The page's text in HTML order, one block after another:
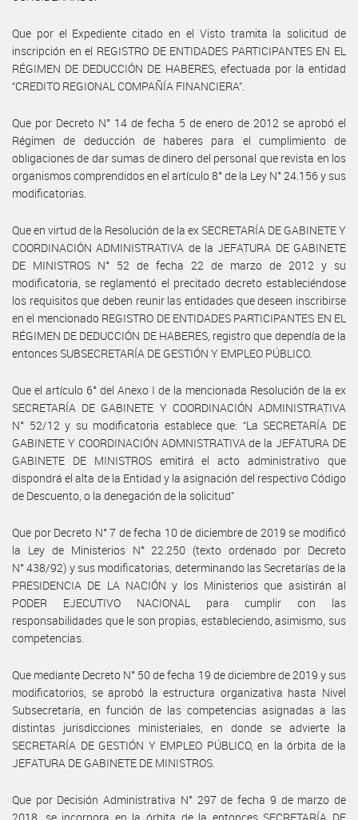
Que por el Expediente citado en el Visto tramita la solicitud de
inscripción en el REGISTRO DE ENTIDADES PARTICIPANTES EN EL
RÉGIMEN DE DEDUCCIÓN DE HABERES, efectuada por la entidad
“CREDITO REGIONAL COMPAÑÍA FINANCIERA”.
Que por Decreto N° 14 de fecha 5 de enero de 2012 se aprobó el
Régimen de deducción de haberes para el cumplimiento de
obligaciones de dar sumas de dinero del personal que revista en los
organismos comprendidos en el artículo 8° de la Ley N° 24.156 y sus
modificatorias.
Que en virtud de la Resolución de la ex SECRETARÍA DE GABINETE Y
COORDINACIÓN ADMINISTRATIVA de la JEFATURA DE GABINETE
DE MINISTROS N° 52 de fecha 22 de marzo de 2012 y su
modificatoria, se reglamentó el precitado decreto estableciéndose
los requisitos que deben reunir las entidades que deseen inscribirse
en el mencionado REGISTRO DE ENTIDADES PARTICIPANTES EN EL
RÉGIMEN DE DEDUCCIÓN DE HABERES, registro que dependía de la
entonces SUBSECRETARÍA DE GESTIÓN Y EMPLEO PÚBLICO.
Que el artículo 6° del Anexo I de la mencionada Resolución de la ex
SECRETARÍA DE GABINETE Y COORDINACIÓN ADMINISTRATIVA
N° 52/12 y su modificatoria establece que: “La SECRETARÍA DE
GABINETE Y COORDINACIÓN ADMNISTRATIVA de la JEFATURA DE
GABINETE DE MINISTROS emitirá el acto administrativo que
dispondrá el alta de la Entidad y la asignación del respectivo Código
de Descuento, o la denegación de la solicitud”
Que por Decreto N° 7 de fecha 10 de diciembre de 2019 se modificó
la Ley de Ministerios N° 22.250 (texto ordenado por Decreto
N° 438/92) y sus modificatorias, determinando las Secretarías de la
PRESIDENCIA DE LA NACIÓN y los Ministerios que asistirán al
PODER EJECUTIVO NACIONAL para cumplir con las
responsabilidades que le son propias, estableciendo, asimismo, sus
competencias.
Que mediante Decreto N° 50 de fecha 19 de diciembre de 2019 y sus
modificatorios, se aprobó la estructura organizativa hasta Nivel
Subsecretaría, en función de las competencias asignadas a las
distintas jurisdicciones ministeriales, en donde se advierte la
SECRETARÍA DE GESTIÓN Y EMPLEO PÚBLICO, en la órbita de la
JEFATURA DE GABINETE DE MINISTROS.
Que por Decisión Administrativa N° 297 de fecha 9 de marzo de
2018, se incorpora en la órbita de la entonces SECRETARÍA DE